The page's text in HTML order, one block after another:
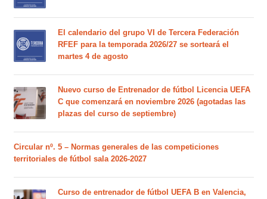
El calendario del grupo VI de Tercera Federación
RFEF para la temporada 2026/27 se sorteará el
martes 4 de agosto
Nuevo curso de Entrenador de fútbol Licencia UEFA
C que comenzará en noviembre 2026 (agotadas las
plazas del curso de septiembre)
Circular nº. 5 – Normas generales de las competiciones
territoriales de fútbol sala 2026-2027
Curso de entrenador de fútbol UEFA B en Valencia,